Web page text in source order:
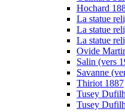
Hochard
La statue
La statue
La statue
Ovide
Salin (vers
Savanne
Thiriot 1887
Tusey
Tusey